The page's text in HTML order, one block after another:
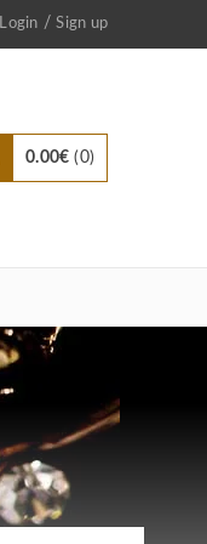
Login /Sign up
0.00€ 0